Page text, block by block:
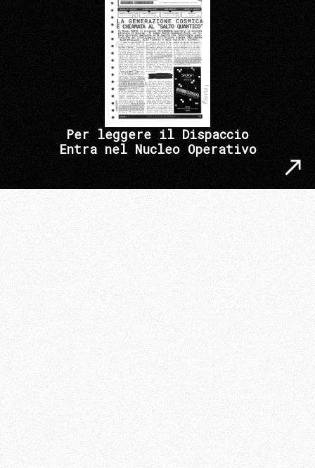
Per leggere il Dispaccio
Entra nel Nucleo Operativo